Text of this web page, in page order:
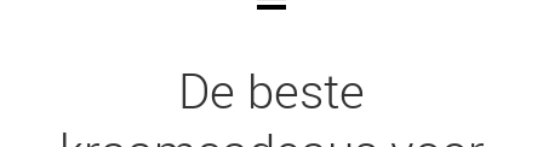
De beste